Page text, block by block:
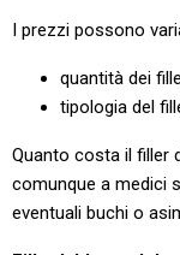
I prezzi possono
quantità dei
tipologia del
Quanto costa il filler
comunque a medici
eventuali buchi o